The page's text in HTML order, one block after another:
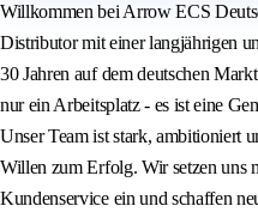
Willkommen bei Arrow ECS
Distributor mit einer langjährigen
30 Jahren auf dem deutschen
nur ein Arbeitsplatz - es ist eine
Unser Team ist stark, ambitioniert
Willen zum Erfolg. Wir setzen uns
Kundenservice ein und schaffen